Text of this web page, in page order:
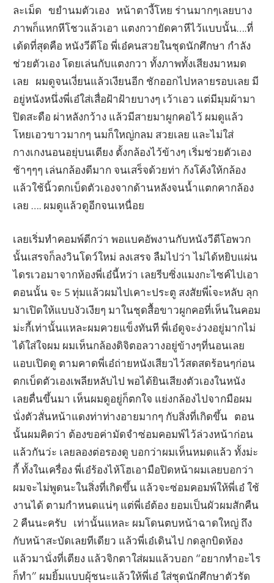
ละเม็ด ขยำนมตัวเอง หน้าตางี้โหย ร่านมากๆเลยบาง
ภาพก็แหกหีโชวแล้วเอา แตงกวายัดคาหีไว้แบบนั้น….ที่
เด้ดที่สุดคือ หนังวีดีโอ พี่เอ๋คนสวยในชุดนักศึกษา กำลัง
ช่วยตัวเอง โดยเล่นกับแตงกวา ทั้งภาพทั้งเสียงมาหมด
เลย ผมดูจนเงี่ยนแล้วเงียนอีก ชักออกไปหลายรอบเลย มี
อยู่หนังหนึ่งพี่เอ๋ใส่เสื่อฝ้าฝ้ายบางๆ เว้าเอว แต่มีมุมผ้ามา
ปิดสะดือ ผ่าหลังกว้าง แล้วมีสายมาผูกคอไว้ ผมดูแล้ว
โหยเอวขาวมากๆ นมก็ใหญ่กลม สวยเลย และไม่ใส่
กางเกงนอนอยุ่บนเตียง ตั้งกล้องไว้ข้างๆ เริ่มช่วยตัวเอง
ช้าๆๆๆ เล่นกล้องดีมาก จนเสร็จด้วยท่า ก้งโค้งให้กล้อง
แล้วใช้นิ้วตกเบ็ดตัวเองจากด้านหลังจนน้ำแตกคากล้อง
เลย …. ผมดูแล้วดูอีกจนเหนื่อย
เลยเริ่มทำคอมพ์ดีกว่า พอแบคอัพงานกับหนังวีดีโอพวก
นั้นเสรจก็ลงวินโดว์ใหม่ ลงเสรจ ลืมไปว่า ไม่ได้หยิบแผ่น
ไดรเวอมาจากห้องพี่เอ๋นี้หว่า เลยรีบซิ่งแมงกะไซค์ไปเอา
ตอนนั้น จะ 5 ทุ่มแล้วผมไปเคาะประตู สงสัยพี่เ๋จะหลับ ลุก
มาเปิดให้แบบงัวเงียๆ มาในชุดสื้อขาวผูกคอที่เห็นในคอม
ม่ะกี้เท่านั้นแหละผมควยแข็งทันที พี่เอ๋ดูจะง่วงอยู่มากไม่
ได้ใส่ใจผม ผมเห็นกล้องดิจิตอลวางอยู่ข้างๆที่นอนเลย
แอบเปิดดู ตามคาดพี่เอ๋ถ่ายหนังเสียวไว้สดสดร้อนๆก่อน
ตกเบ็ดตัวเองเพลียหลับไป พอได้ยินเสียงตัวเองในหนัง
เลยตื่นขึ้นมา เห็นผมดูอยู่ก็ตกใจ แย่งกล้องไปจากมือผม
นั่งตัวสั่นหน้าแดงท่าท่างอายมากๆ กับสิ่งที่เกิดขึ้น ตอน
นั้นผมคิดว่า ต้องขอค่ามัดจำซ่อมคอมพ์ไว้ล่วงหน้าก่อน
แล้วกันว่ะ เลยลองต่อรองดู บอกว่าผมเห็นหมดแล้ว ทั้งม่ะ
กี้ ทั้งในเครื่อง พี่เอ๋ร้องไห้โฮเอามือปิดหน้าผมเลยบอกว่า
ผมจะไม่พูดนะในสิ่งที่เกิดขึ้น แล้วจะซ่อมคอมพ์ให้พี่เอ๋ ใช้
งานได้ ตามกำหนดแน่ๆ แต่พี่เอ๋ต้อง ยอมเป็นผัวผมสักคืน
2 คืนนะครับ เท่านั้นแหละ ผมโดนตบหน้าฉาดใหญ่ ถึง
กับหน้าสะบัดเลยทีเดียว แล้วพี่เอ๋เดินไป กดลูกบิดห้อง
แล้วมานั่งที่เตียง แล้วจิกตาใส่ผมแล้วบอก “อยากทำอะไร
ก็ทำ” ผมยิ้มแบบผุ้ชนะแล้วให้พี่เอ๋ ใส่ชุดนักศึกษาตัวรัด